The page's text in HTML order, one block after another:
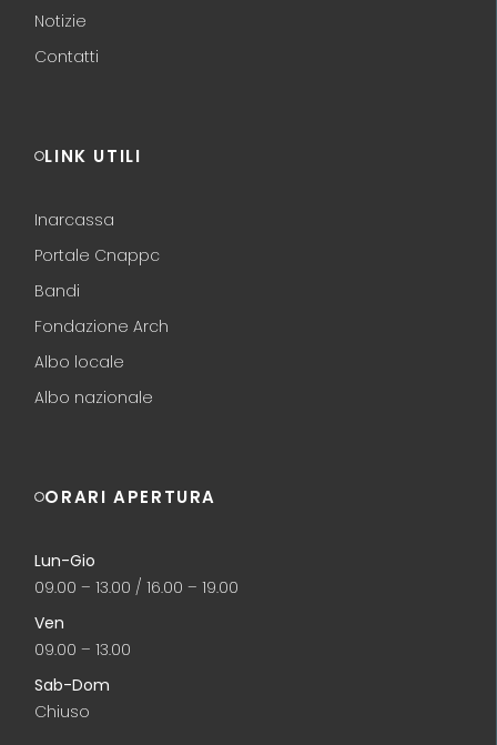
Notizie
Contatti
LINK UTILI
Inarcassa
Portale Cnappc
Bandi
Fondazione Arch
Albo locale
Albo nazionale
ORARI APERTURA
Lun-Gio
09.00 – 13.00 / 16.00 – 19.00
Ven
09.00 – 13.00
Sab-Dom
Chiuso